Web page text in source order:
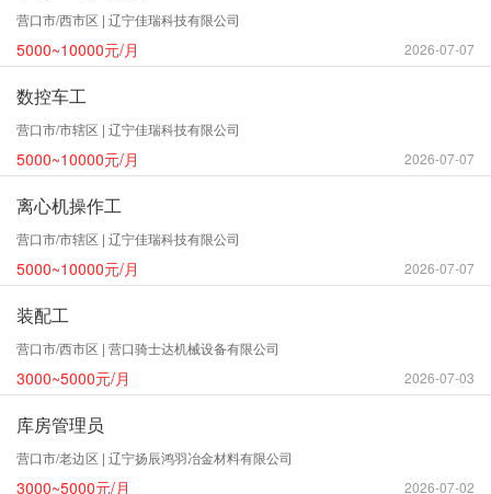
营口市/西市区 | 辽宁佳瑞科技有限公司
5000~10000元/月 2026-07-07
数控车工
营口市/市辖区 | 辽宁佳瑞科技有限公司
5000~10000元/月 2026-07-07
离心机操作工
营口市/市辖区 | 辽宁佳瑞科技有限公司
5000~10000元/月 2026-07-07
装配工
营口市/西市区 | 营口骑士达机械设备有限公司
3000~5000元/月 2026-07-03
库房管理员
营口市/老边区 | 辽宁扬辰鸿羽冶金材料有限公司
3000~5000元/月 2026-07-02